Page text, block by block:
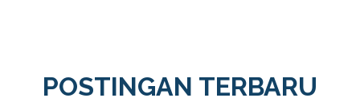
POSTINGAN TERBARU